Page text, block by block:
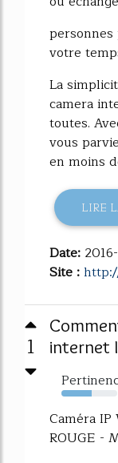
votre
La
camera
toutes.
vous
en moins
LIRE
Date:
Site :
1
internet
54%
Caméra
ROUGE -